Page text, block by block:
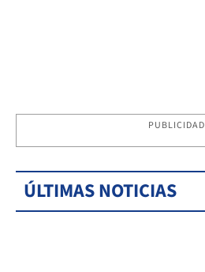
PUBLICIDAD
ÚLTIMAS NOTICIAS